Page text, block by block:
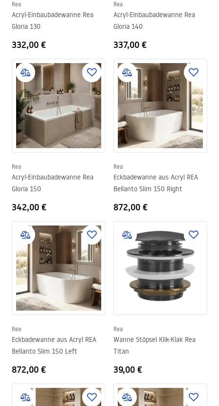
Rea
Acryl-Einbaubadewanne Rea
Gloria 130
332,00 €
Rea
Acryl-Einbaubadewanne Rea
Gloria 140
337,00 €
Rea
Acryl-Einbaubadewanne Rea
Gloria 150
342,00 €
Rea
Eckbadewanne aus Acryl REA
Bellanto Slim 150 Right
872,00 €
Rea
Eckbadewanne aus Acryl REA
Bellanto Slim 150 Left
872,00 €
Rea
Wanne Stöpsel Klik-Klak Rea
Titan
39,00 €